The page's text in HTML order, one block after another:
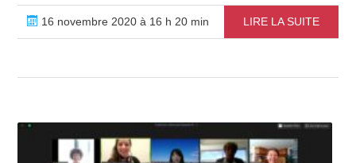
16 novembre 2020 à 16 h 20 min LIRE LA SUITE